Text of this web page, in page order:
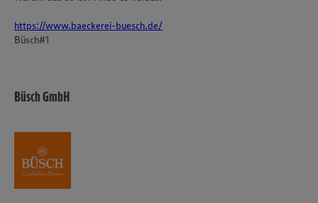
https://www.baeckerei-buesch.de/
Büsch#1
Büsch GmbH